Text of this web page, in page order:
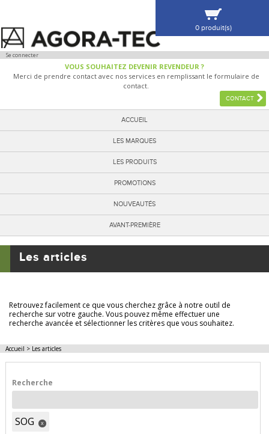
Se connecter
VOUS SOUHAITEZ DEVENIR REVENDEUR ?
Merci de prendre contact avec nos services en remplissant le formulaire de
contact.
CONTACT
ACCUEIL
LES MARQUES
LES PRODUITS
PROMOTIONS
NOUVEAUTÉS
AVANT-PREMIÈRE
0 produit(s)
VOIR MA SÉLECTION
Les articles
Retrouvez facilement ce que vous cherchez grâce à notre outil de
recherche sur votre gauche. Vous pouvez même effectuer une
recherche avancée et sélectionner les critères que vous souhaitez.
Accueil > Les articles
Recherche
SOG x